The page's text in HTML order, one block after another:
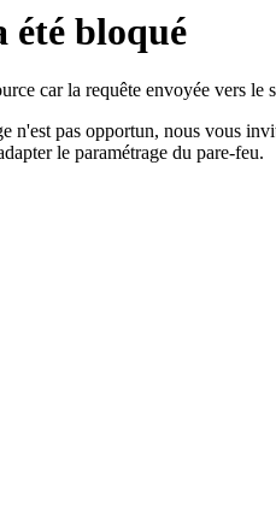
été bloqué
car la requête envoyée vers le
n'est pas opportun, nous vous
le paramétrage du pare-feu.